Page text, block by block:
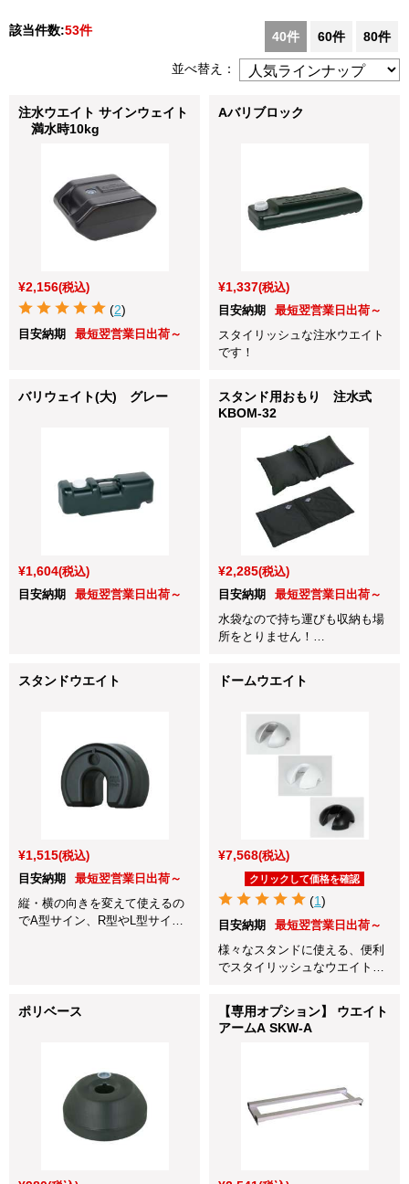
該当件数:53件 40件 60件 80件
並べ替え：
注水ウエイト サインウェイト
満水時10kg
¥2,156(税込)
(2)
目安納期 最短翌営業日出荷～
Aバリブロック
¥1,337(税込)
目安納期
最短翌営業日出荷～
スタイリッシュな注水ウエイト
です！
バリウェイト(大) グレー
¥1,604(税込)
目安納期
最短翌営業日出荷～
スタンド用おもり 注水式
KBOM-32
¥2,285(税込)
目安納期
最短翌営業日出荷～
水袋なので持ち運びも収納も場
所をとりません！
にくく、安定感も抜群！
スタンドウエイト
¥1,515(税込)
目安納期
最短翌営業日出荷～
縦・横の向きを変えて使えるの
でA型サイン、R型やL型サイ
ドームウエイト
¥7,568(税込)
クリックして価格を確認
(1)
目安納期
最短翌営業日出荷～
様々なスタンドに使える、便利
でスタイリッシュなウエイトで
ポリベース
【専用オプション】 ウエイト
アームA SKW-A